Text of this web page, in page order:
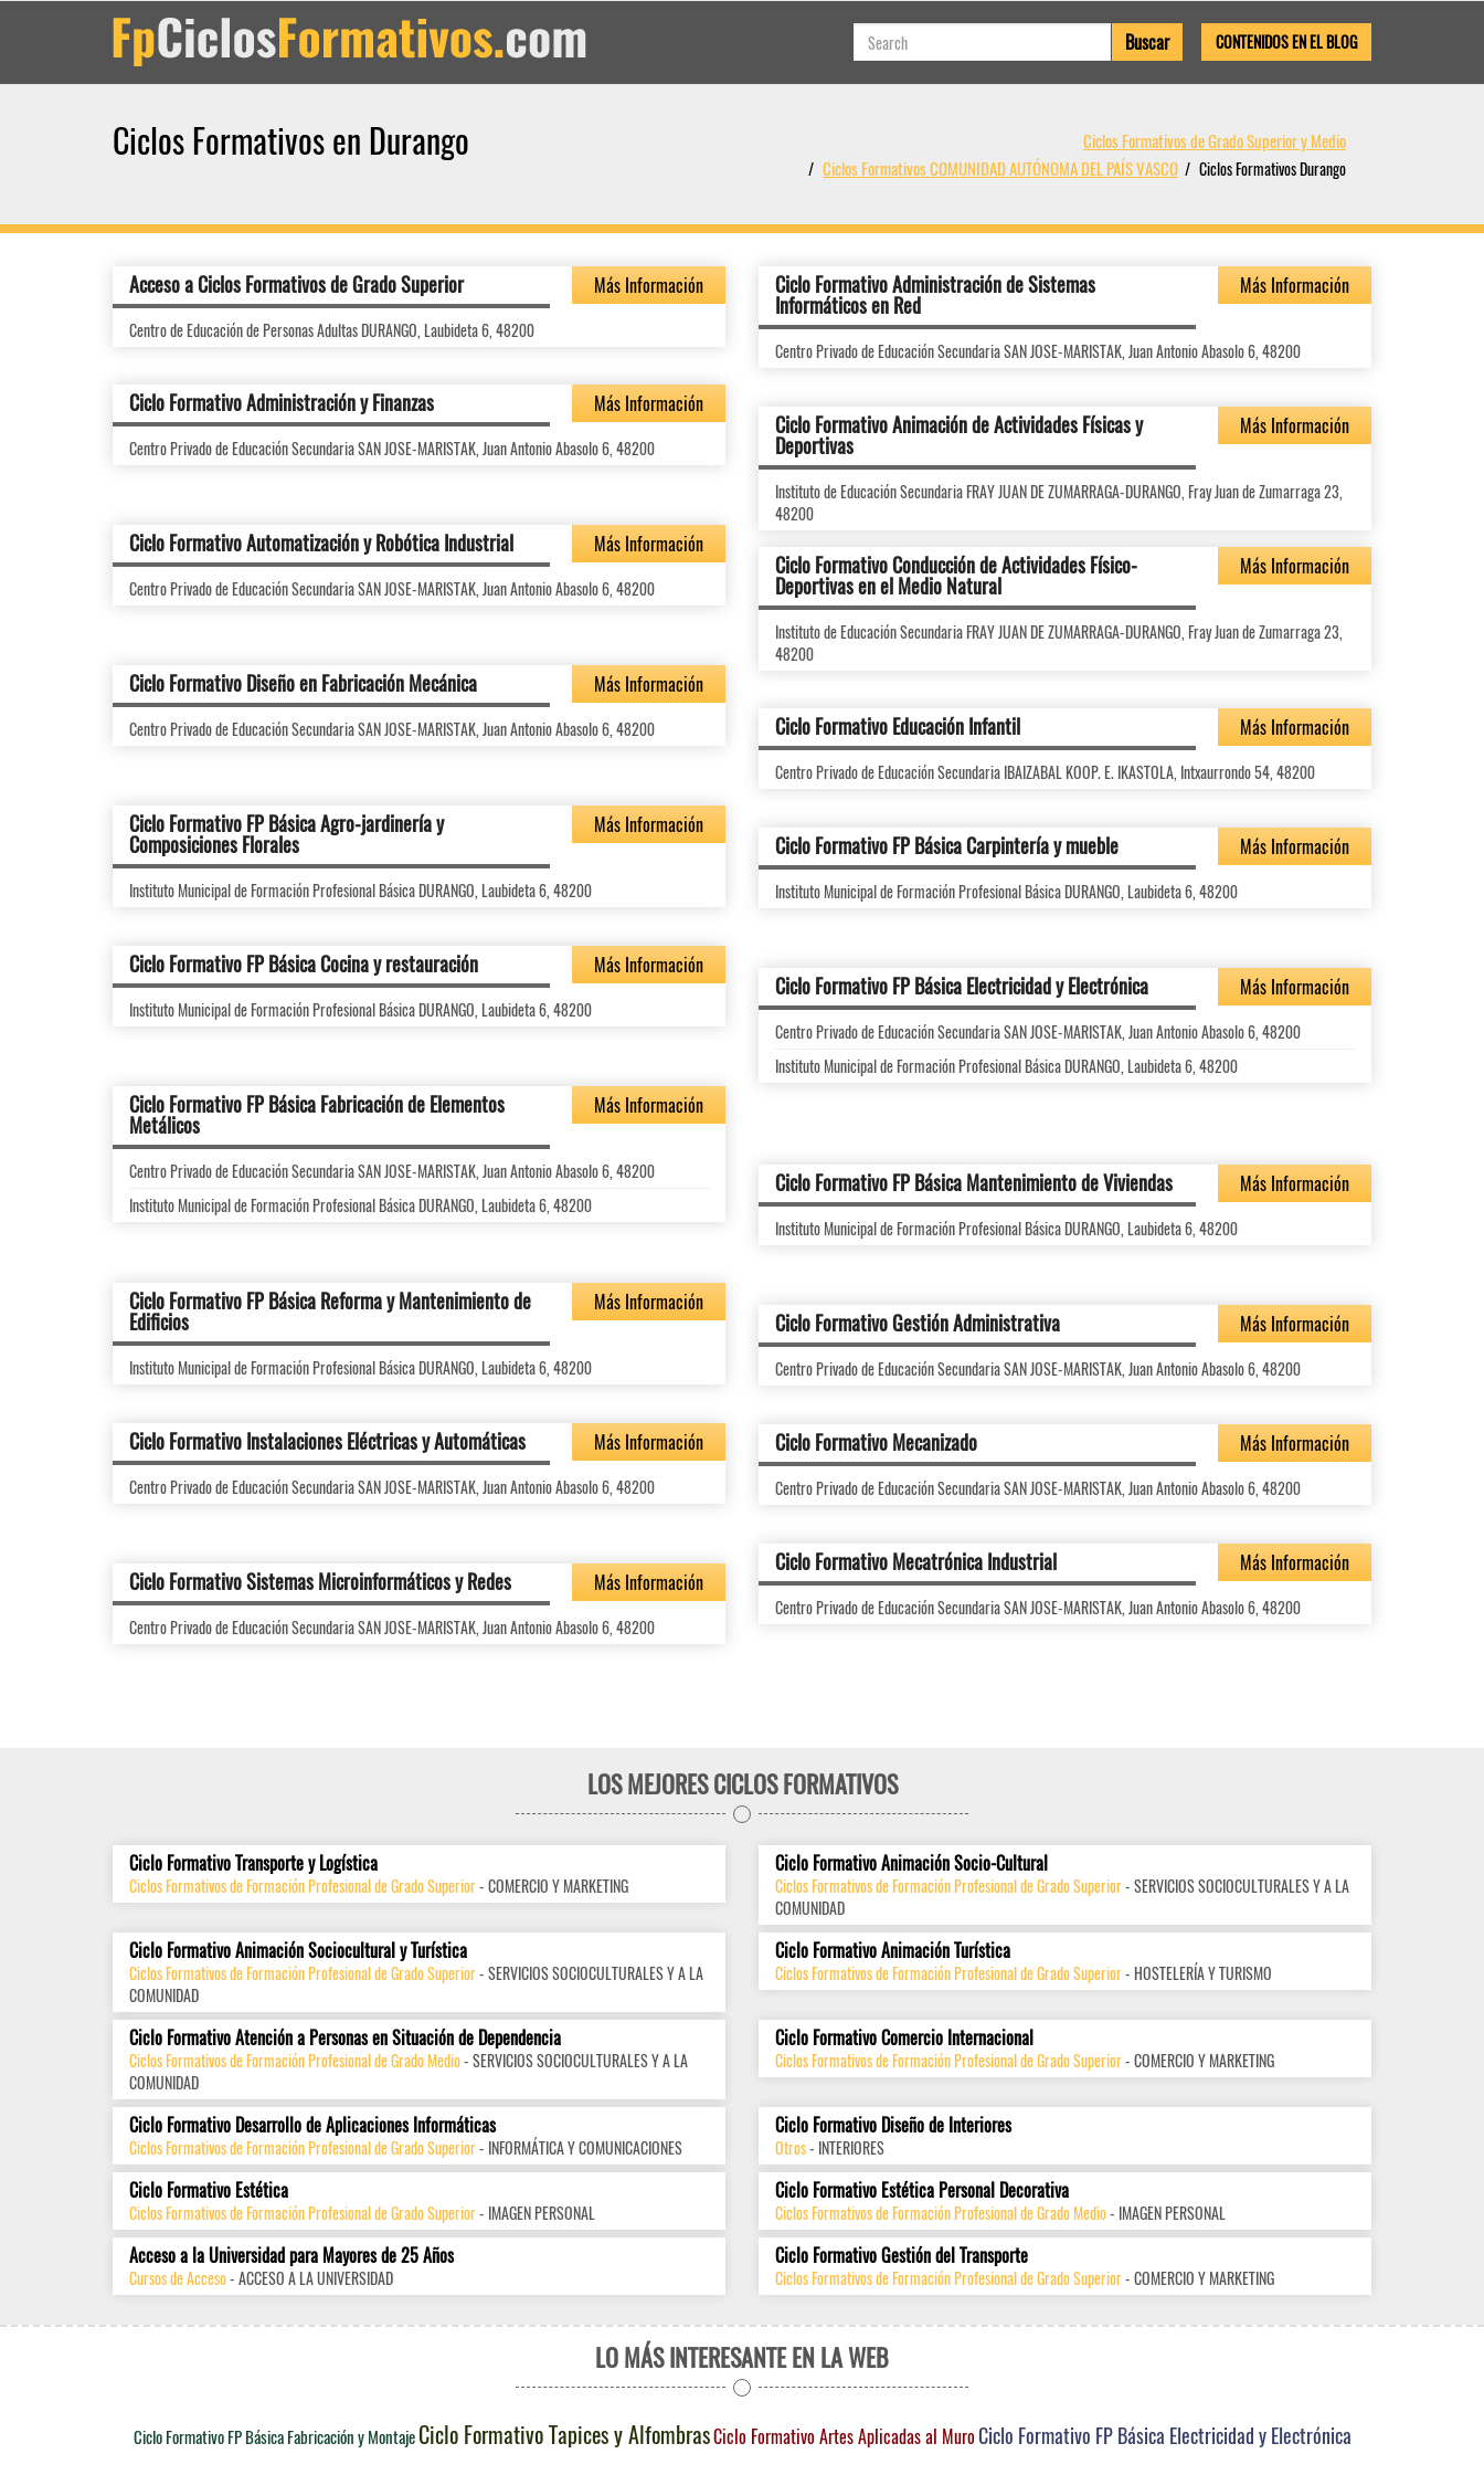
CONTENIDOS EN EL BLOG
Ciclos Formativos en Durango
Ciclos Formativos de Grado Superior y Medio
Ciclos Formativos COMUNIDAD AUTÓNOMA DEL PAÍS VASCO
Ciclos Formativos Durango
Acceso a Ciclos Formativos de Grado Superior Más Información
Centro de Educación de Personas Adultas DURANGO, Laubideta 6, 48200
Ciclo Formativo Administración de Sistemas
Informáticos en Red
Más Información
Centro Privado de Educación Secundaria SAN JOSE-MARISTAK, Juan Antonio Abasolo 6, 48200
Ciclo Formativo Administración y Finanzas Más Información
Centro Privado de Educación Secundaria SAN JOSE-MARISTAK, Juan Antonio Abasolo 6, 48200
Ciclo Formativo Animación de Actividades Físicas y
Deportivas
Más Información
Instituto de Educación Secundaria FRAY JUAN DE ZUMARRAGA-DURANGO, Fray Juan de Zumarraga 23,
48200
Ciclo Formativo Automatización y Robótica Industrial Más Información
Centro Privado de Educación Secundaria SAN JOSE-MARISTAK, Juan Antonio Abasolo 6, 48200
Ciclo Formativo Conducción de Actividades Físico-
Deportivas en el Medio Natural
Más Información
Instituto de Educación Secundaria FRAY JUAN DE ZUMARRAGA-DURANGO, Fray Juan de Zumarraga 23,
48200
Ciclo Formativo Diseño en Fabricación Mecánica Más Información
Centro Privado de Educación Secundaria SAN JOSE-MARISTAK, Juan Antonio Abasolo 6, 48200 Ciclo Formativo Educación Infantil Más Información
Centro Privado de Educación Secundaria IBAIZABAL KOOP. E. IKASTOLA, Intxaurrondo 54, 48200
Ciclo Formativo FP Básica Agro-jardinería y
Composiciones Florales
Más Información
Instituto Municipal de Formación Profesional Básica DURANGO, Laubideta 6, 48200
Ciclo Formativo FP Básica Carpintería y mueble Más Información
Instituto Municipal de Formación Profesional Básica DURANGO, Laubideta 6, 48200
Ciclo Formativo FP Básica Cocina y restauración Más Información
Instituto Municipal de Formación Profesional Básica DURANGO, Laubideta 6, 48200
Ciclo Formativo FP Básica Electricidad y Electrónica Más Información
Centro Privado de Educación Secundaria SAN JOSE-MARISTAK, Juan Antonio Abasolo 6, 48200
Instituto Municipal de Formación Profesional Básica DURANGO, Laubideta 6, 48200
Ciclo Formativo FP Básica Fabricación de Elementos
Metálicos
Más Información
Centro Privado de Educación Secundaria SAN JOSE-MARISTAK, Juan Antonio Abasolo 6, 48200
Instituto Municipal de Formación Profesional Básica DURANGO, Laubideta 6, 48200
Ciclo Formativo FP Básica Mantenimiento de Viviendas Más Información
Instituto Municipal de Formación Profesional Básica DURANGO, Laubideta 6, 48200
Ciclo Formativo FP Básica Reforma y Mantenimiento de
Edificios
Más Información
Instituto Municipal de Formación Profesional Básica DURANGO, Laubideta 6, 48200
Ciclo Formativo Gestión Administrativa Más Información
Centro Privado de Educación Secundaria SAN JOSE-MARISTAK, Juan Antonio Abasolo 6, 48200
Ciclo Formativo Instalaciones Eléctricas y Automáticas Más Información
Centro Privado de Educación Secundaria SAN JOSE-MARISTAK, Juan Antonio Abasolo 6, 48200
Ciclo Formativo Mecanizado Más Información
Centro Privado de Educación Secundaria SAN JOSE-MARISTAK, Juan Antonio Abasolo 6, 48200
Ciclo Formativo Mecatrónica Industrial Más Información
Centro Privado de Educación Secundaria SAN JOSE-MARISTAK, Juan Antonio Abasolo 6, 48200
Ciclo Formativo Sistemas Microinformáticos y Redes Más Información
Centro Privado de Educación Secundaria SAN JOSE-MARISTAK, Juan Antonio Abasolo 6, 48200
LOS MEJORES CICLOS FORMATIVOS
Ciclo Formativo Transporte y Logística
Ciclos Formativos de Formación Profesional de Grado Superior- COMERCIO Y MARKETING
Ciclo Formativo Animación Socio-Cultural
Ciclos Formativos de Formación Profesional de Grado Superior- SERVICIOS SOCIOCULTURALES Y A LA
COMUNIDAD
Ciclo Formativo Animación Sociocultural y Turística
Ciclos Formativos de Formación Profesional de Grado Superior- SERVICIOS SOCIOCULTURALES Y A LA
COMUNIDAD
Ciclo Formativo Animación Turística
Ciclos Formativos de Formación Profesional de Grado Superior- HOSTELERÍA Y TURISMO
Ciclo Formativo Atención a Personas en Situación de Dependencia
Ciclos Formativos de Formación Profesional de Grado Medio- SERVICIOS SOCIOCULTURALES Y A LA
COMUNIDAD
Ciclo Formativo Comercio Internacional
Ciclos Formativos de Formación Profesional de Grado Superior- COMERCIO Y MARKETING
Ciclo Formativo Desarrollo de Aplicaciones Informáticas
Ciclos Formativos de Formación Profesional de Grado Superior- INFORMÁTICA Y COMUNICACIONES
Ciclo Formativo Diseño de Interiores
Otros- INTERIORES
Ciclo Formativo Estética
Ciclos Formativos de Formación Profesional de Grado Superior- IMAGEN PERSONAL
Ciclo Formativo Estética Personal Decorativa
Ciclos Formativos de Formación Profesional de Grado Medio- IMAGEN PERSONAL
Acceso a la Universidad para Mayores de 25 Años
Cursos de Acceso- ACCESO A LA UNIVERSIDAD
Ciclo Formativo Gestión del Transporte
Ciclos Formativos de Formación Profesional de Grado Superior- COMERCIO Y MARKETING
LO MÁS INTERESANTE EN LA WEB
Ciclo Formativo FP Básica Fabricación y Montaje Ciclo Formativo Tapices y AlfombrasCiclo Formativo Artes Aplicadas al MuroCiclo Formativo FP Básica Electricidad y Electrónica